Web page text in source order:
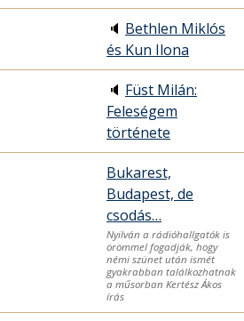
🔈 Bethlen Miklós
és Kun Ilona
🔈 Füst Milán:
Feleségem
története
Bukarest,
Budapest, de
csodás…
Nyilván a rádióhallgatók is
örömmel fogadják, hogy
némi szünet után ismét
gyakrabban találkozhatnak
a műsorban Kertész Ákos
írás